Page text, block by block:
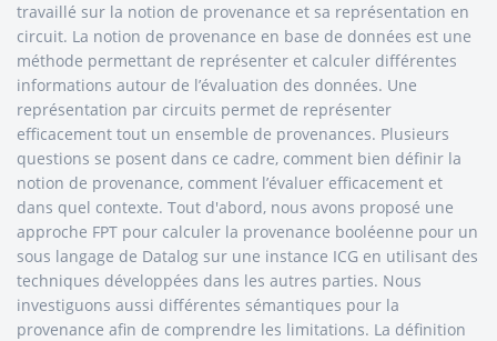
travaillé sur la notion de provenance et sa représentation en
circuit. La notion de provenance en base de données est une
méthode permettant de représenter et calculer différentes
informations autour de l’évaluation des données. Une
représentation par circuits permet de représenter
efficacement tout un ensemble de provenances. Plusieurs
questions se posent dans ce cadre, comment bien définir la
notion de provenance, comment l’évaluer efficacement et
dans quel contexte. Tout d'abord, nous avons proposé une
approche FPT pour calculer la provenance booléenne pour un
sous langage de Datalog sur une instance ICG en utilisant des
techniques développées dans les autres parties. Nous
investiguons aussi différentes sémantiques pour la
provenance afin de comprendre les limitations. La définition